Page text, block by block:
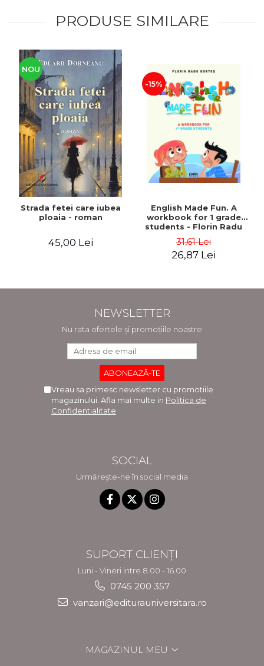
PRODUSE SIMILARE
NOU
Strada fetei care iubea
ploaia - roman
45,00 Lei
-15%
English Made Fun. A
workbook for 1 grade
students - Florin Radu
31,61 Lei
26,87 Lei
NEWSLETTER
Nu rata ofertele și promoțiile noastre
Vreau sa primesc newsletter cu promotiile
magazinului. Afla mai multe in Politica de
Confidentialitate
SOCIAL
Urmărește-ne în social media
SUPORT CLIENȚI
Luni - Vineri intre 8.00 - 16.00
0745 200 357
vanzari@editurauniversitara.ro
MAGAZINUL MEU